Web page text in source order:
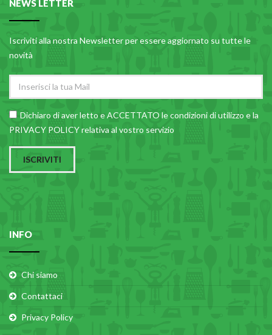
NEWS LETTER
Iscriviti alla nostra Newsletter per essere aggiornato su tutte le
novità
Dichiaro di aver letto e ACCETTATO lecondizioni di utilizzo e la
PRIVACY POLICY relativa al vostro servizio
ISCRIVITI
INFO
Chi siamo
Contattaci
Privacy Policy